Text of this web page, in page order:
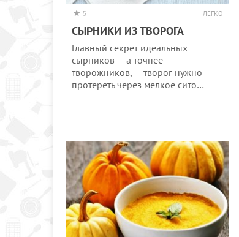
5 ЛЕГКО
СЫРНИКИ ИЗ ТВОРОГА
Главный секрет идеальных
сырников — а точнее
творожников, — творог нужно
протереть через мелкое сито…